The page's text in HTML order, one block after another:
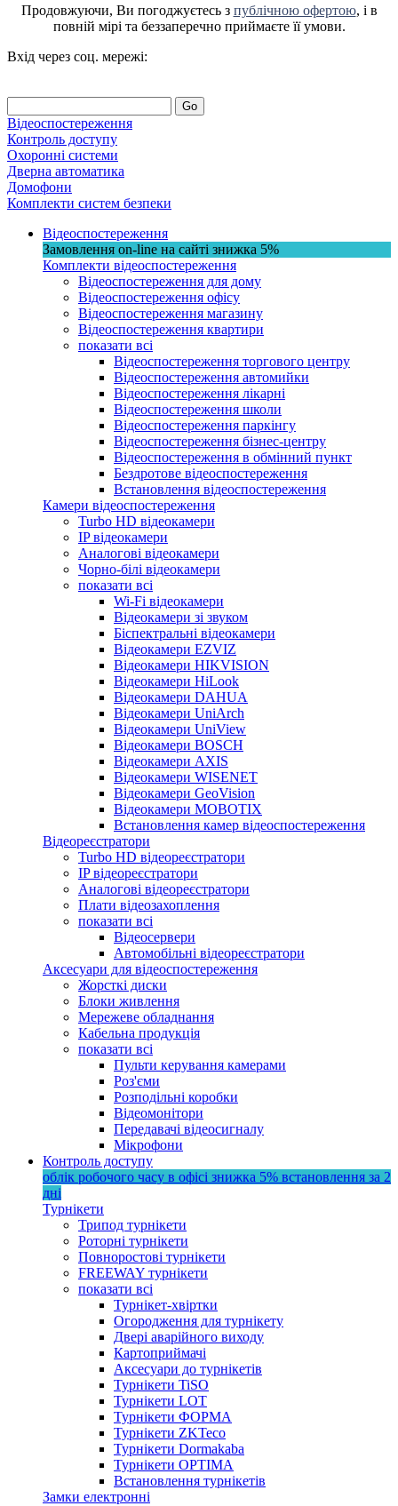
Продовжуючи, Ви погоджуєтесь з публічною офертою, і в
повній мірі та беззаперечно приймаєте її умови.
Вхід через соц. мережі:
Go
Відеоспостереження
Контроль доступу
Охоронні системи
Дверна автоматика
Домофони
Комплекти систем безпеки
Відеоспостереження
Замовлення on-line на сайті знижка 5%
Комплекти відеоспостереження
Відеоспостереження для дому
Відеоспостереження офісу
Відеоспостереження магазину
Відеоспостереження квартири
показати всі
Відеоспостереження торгового центру
Відеоспостереження автомийки
Відеоспостереження лікарні
Відеоспостереження школи
Відеоспостереження паркінгу
Відеоспостереження бізнес-центру
Відеоспостереження в обмінний пункт
Бездротове відеоспостереження
Встановлення відеоспостереження
Камери відеоспостереження
Turbo HD відеокамери
IP відеокамери
Аналогові відеокамери
Чорно-білі відеокамери
показати всі
Wi-Fi відеокамери
Відеокамери зі звуком
Біспектральні відеокамери
Відеокамери EZVIZ
Відеокамери HIKVISION
Відеокамери HiLook
Відеокамери DAHUA
Відеокамери UniArch
Відеокамери UniView
Відеокамери BOSCH
Відеокамери AXIS
Відеокамери WISENET
Відеокамери GeoVision
Відеокамери MOBOTIX
Встановлення камер відеоспостереження
Відеореєстратори
Turbo HD відеореєстратори
IP відеореєстратори
Аналогові відеореєстратори
Плати відеозахоплення
показати всі
Відеосервери
Автомобільні відеореєстратори
Аксесуари для відеоспостереження
Жорсткі диски
Блоки живлення
Мережеве обладнання
Кабельна продукція
показати всі
Пульти керування камерами
Роз'єми
Розподільні коробки
Відеомонітори
Передавачі відеосигналу
Мікрофони
Контроль доступу
облік робочого часу в офісі знижка 5% встановлення за 2
дні
Турнікети
Трипод турнікети
Роторні турнікети
Повноростові турнікети
FREEWAY турнікети
показати всі
Турнікет-хвіртки
Огородження для турнікету
Двері аварійного виходу
Картоприймачі
Аксесуари до турнікетів
Турнікети TiSO
Турнікети LOT
Турнікети ФОРМА
Турнікети ZKTeco
Турнікети Dormakaba
Турнікети OPTIMA
Встановлення турнікетів
Замки електронні